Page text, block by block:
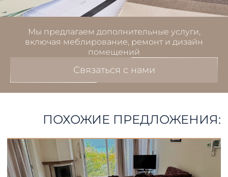
Мы предлагаем дополнительные услуги,
включая меблирование, ремонт и дизайн
помещений
Связаться с нами
ПОХОЖИЕ ПРЕДЛОЖЕНИЯ: